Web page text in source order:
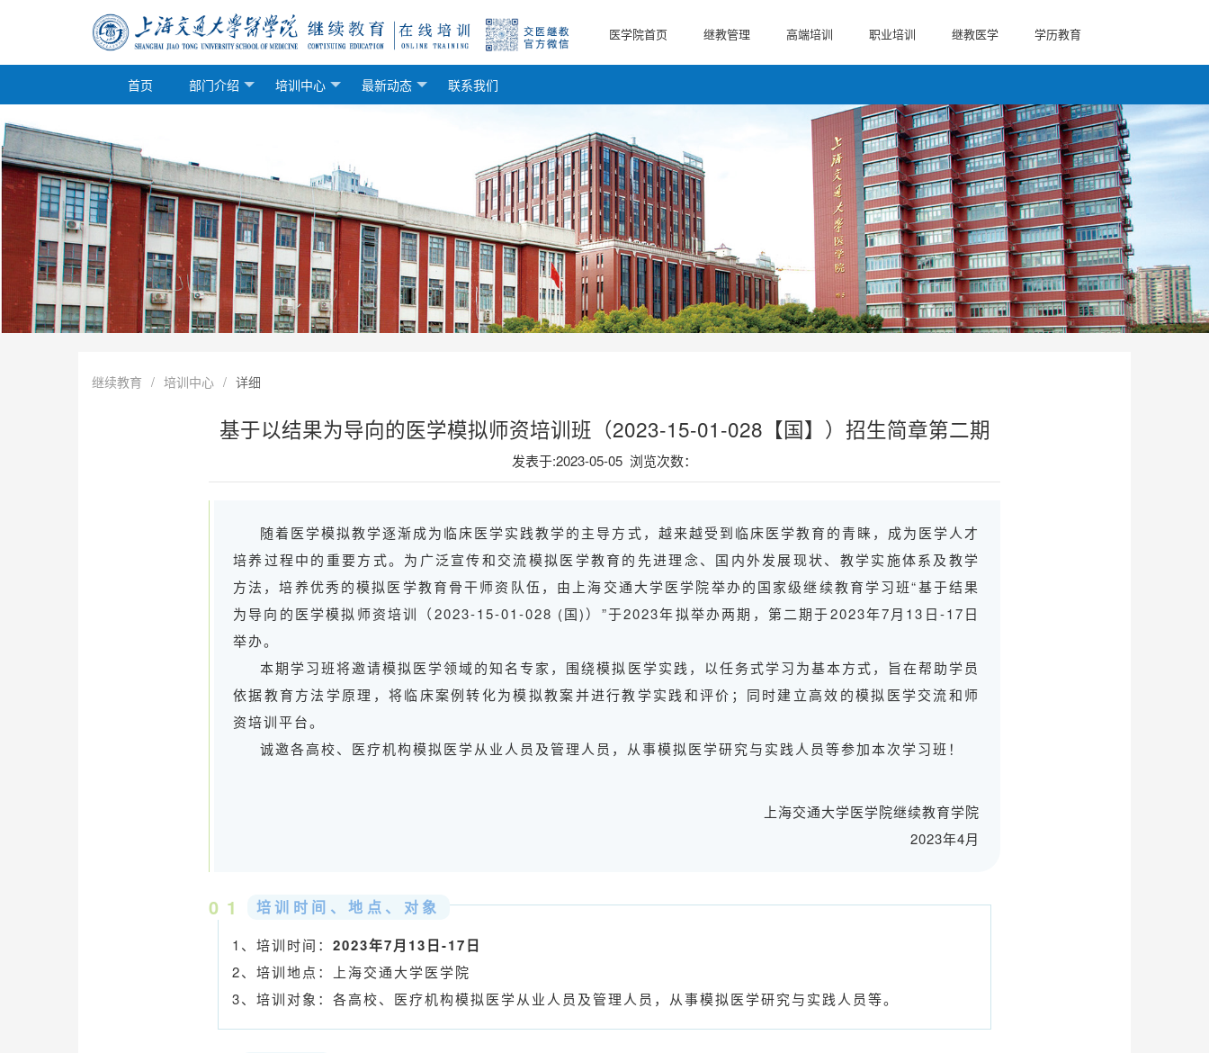
医学院首页 继教管理 高端培训 职业培训 继教医学 学历教育
首页 部门介绍 培训中心 最新动态 联系我们
继续教育 / 培训中心 / 详细
基于以结果为导向的医学模拟师资培训班（2023-15-01-028【国】）招生简章第二期
发表于:2023-05-05 浏览次数：
随着医学模拟教学逐渐成为临床医学实践教学的主导方式，越来越受到临床医学教育的青睐，成为医学人才
培养过程中的重要方式。为广泛宣传和交流模拟医学教育的先进理念、国内外发展现状、教学实施体系及教学
方法，培养优秀的模拟医学教育骨干师资队伍，由上海交通大学医学院举办的国家级继续教育学习班“基于结果
为导向的医学模拟师资培训（2023-15-01-028 (国)）”于2023年拟举办两期，第二期于2023年7月13日-17日
举办。
本期学习班将邀请模拟医学领域的知名专家，围绕模拟医学实践，以任务式学习为基本方式，旨在帮助学员
依据教育方法学原理，将临床案例转化为模拟教案并进行教学实践和评价；同时建立高效的模拟医学交流和师
资培训平台。
诚邀各高校、医疗机构模拟医学从业人员及管理人员，从事模拟医学研究与实践人员等参加本次学习班！
上海交通大学医学院继续教育学院
2023年4月
0 1 培训时间、地点、对象
1、培训时间： 2023年7月13日-17日
2、培训地点：上海交通大学医学院
3、培训对象：各高校、医疗机构模拟医学从业人员及管理人员，从事模拟医学研究与实践人员等。